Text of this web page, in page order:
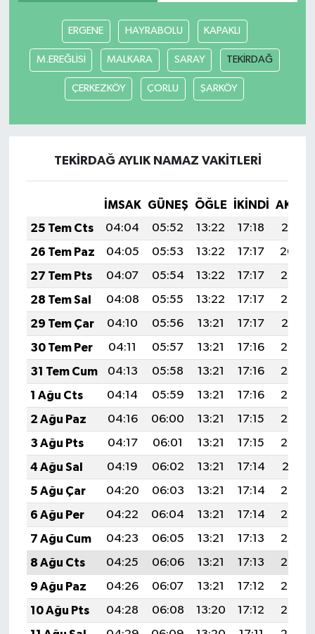
ERGENE HAYRABOLU KAPAKLI
M.EREĞLİSİ MALKARA SARAY TEKİRDAĞ
ÇERKEZKÖY ÇORLU ŞARKÖY
TEKİRDAĞ AYLIK NAMAZ VAKITLERI
İMSAK GÜNEŞ ÖĞLE İKINDI
25 Tem Cts
04:04 05:52 13:22 17:18
20:41
26 Tem Paz
04:05 05:53 13:22 17:17
20:40
27 Tem Pts
04:07 05:54 13:22 17:17
20:39
28 Tem Sal
04:08 05:55 13:22 17:17
20:38
29 Tem Çar
04:10 05:56 13:21 17:17
20:37
30 Tem Per
04:11 05:57 13:21 17:16
20:36
31 Tem Cum
04:13 05:58 13:21 17:16
20:35
1 Ağu Cts
04:14 05:59 13:21 17:16
20:34
2 Ağu Paz
04:16 06:00 13:21 17:15
20:33
3 Ağu Pts
04:17 06:01 13:21 17:15
20:32
4 Ağu Sal
04:19 06:02 13:21 17:14
20:31
5 Ağu Çar
04:20 06:03 13:21 17:14
20:30
6 Ağu Per
04:22 06:04 13:21 17:14
20:28
7 Ağu Cum
04:23 06:05 13:21 17:13
20:27
8 Ağu Cts
04:25 06:06 13:21 17:13
20:26
9 Ağu Paz
04:26 06:07 13:21 17:12
20:25
10 Ağu Pts
04:28 06:08 13:20 17:12
20:23